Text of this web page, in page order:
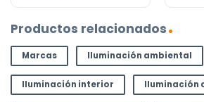
Productos relacionados
Marcas Iluminación ambiental
Iluminación interior Iluminación